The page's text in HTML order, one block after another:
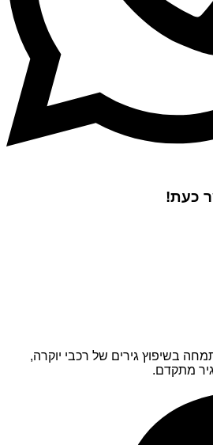
כעת!
בשיפוץ גירים של רכבי יוקרה,
מתקדם.